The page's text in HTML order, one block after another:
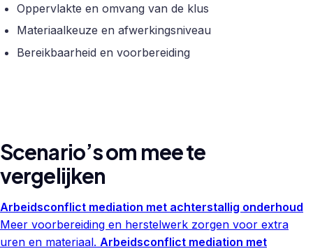
Oppervlakte en omvang van de klus
Materiaalkeuze en afwerkingsniveau
Bereikbaarheid en voorbereiding
Scenario’s om mee te
vergelijken
Arbeidsconflict mediation met achterstallig onderhoud
Meer voorbereiding en herstelwerk zorgen voor extra
uren en materiaal. Arbeidsconflict mediation met